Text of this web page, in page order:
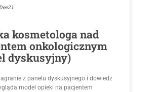
kosmetologa nad
onkologicznym
dyskusyjny)
z panelu dyskusyjnego i dowiedz
model opieki na pacjentem